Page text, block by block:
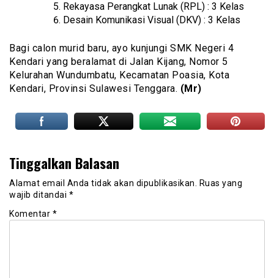
Rekayasa Perangkat Lunak (RPL) : 3 Kelas
Desain Komunikasi Visual (DKV) : 3 Kelas
Bagi calon murid baru, ayo kunjungi SMK Negeri 4
Kendari yang beralamat di Jalan Kijang, Nomor 5
Kelurahan Wundumbatu, Kecamatan Poasia, Kota
Kendari, Provinsi Sulawesi Tenggara. (Mr)
Tinggalkan Balasan
Alamat email Anda tidak akan dipublikasikan. Ruas yang
wajib ditandai *
Komentar *